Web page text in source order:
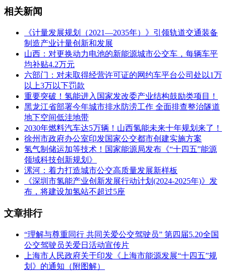
相关新闻
《计量发展规划（2021—2035年）》引领轨道交通装备
制造产业计量创新和发展
山西：对更换动力电池的新能源城市公交车，每辆车平
均补贴4.2万元
六部门：对未取得经营许可证的网约车平台公司处以1万
以上3万以下罚款
重要突破！氢能进入国家发改委产业结构鼓励类项目！
黑龙江省部署今年城市排水防涝工作 全面排查整治隧道
地下空间低洼地带
2030年燃料汽车达5万辆！山西氢能未来十年规划来了！
徐州市政府办公室印发国家公交都市创建实施方案
氢气制储运加等技术！国家能源局发布《“十四五”能源
领域科技创新规划》
漯河：着力打造城市公交高质量发展新样板
《深圳市氢能产业创新发展行动计划(2024-2025年)》发
布，将建设加氢站不超过5座
文章排行
“理解与尊重同行 共同关爱公交驾驶员” 第四届5.20全国
公交驾驶员关爱日活动宣传片
上海市人民政府关于印发《上海市能源发展“十四五”规
划》的通知（附图解）